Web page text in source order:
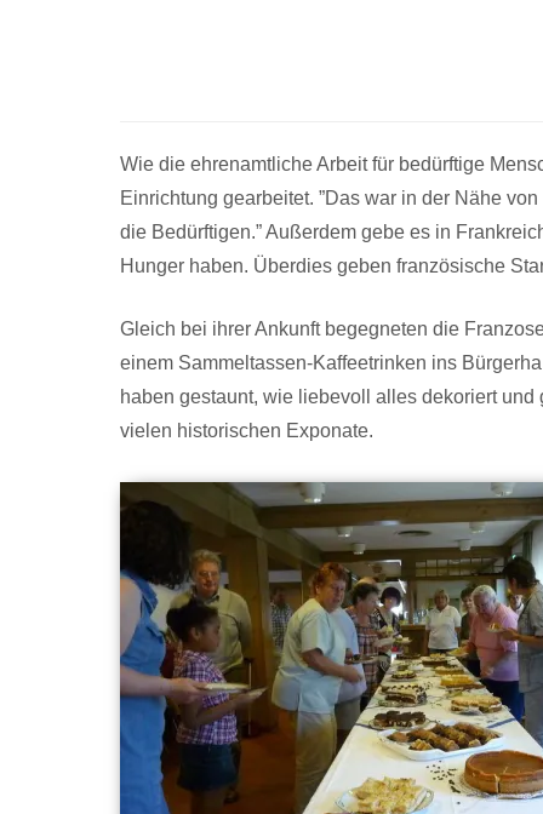
Wie die ehrenamtliche Arbeit für bedürftige
Einrichtung gearbeitet. ”Das war in der Nähe
die Bedürftigen.” Außerdem gebe es in
Hunger haben. Überdies geben französische
Gleich bei ihrer Ankunft begegneten die
einem Sammeltassen-Kaffeetrinken ins
haben gestaunt, wie liebevoll alles dekoriert
vielen historischen Exponate.